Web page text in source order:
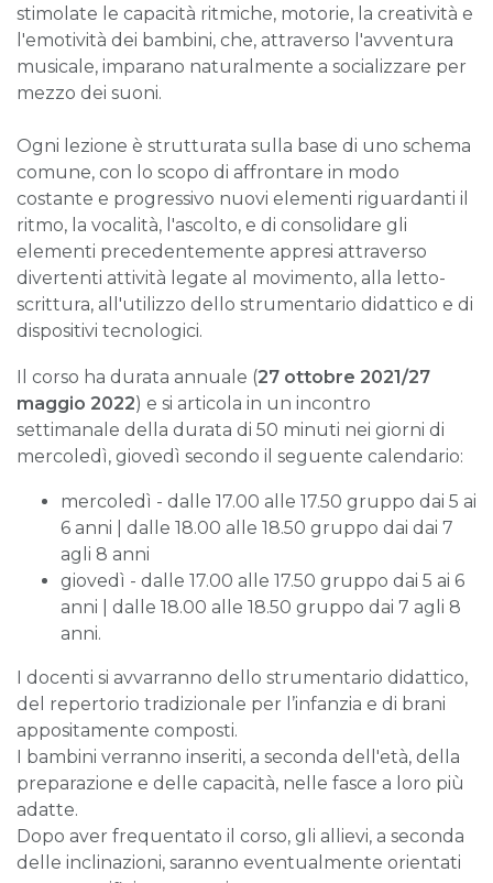
stimolate le capacità ritmiche, motorie, la creatività e
l'emotività dei bambini, che, attraverso l'avventura
musicale, imparano naturalmente a socializzare per
mezzo dei suoni.
Ogni lezione è strutturata sulla base di uno schema
comune, con lo scopo di affrontare in modo
costante e progressivo nuovi elementi riguardanti il
ritmo, la vocalità, l'ascolto, e di consolidare gli
elementi precedentemente appresi attraverso
divertenti attività legate al movimento, alla letto-
scrittura, all'utilizzo dello strumentario didattico e di
dispositivi tecnologici.
Il corso ha durata annuale (27 ottobre 2021/27
maggio 2022) e si articola in un incontro
settimanale della durata di 50 minuti nei giorni di
mercoledì, giovedì secondo il seguente calendario:
mercoledì - dalle 17.00 alle 17.50 gruppo dai 5 ai
6 anni | dalle 18.00 alle 18.50 gruppo dai dai 7
agli 8 anni
giovedì - dalle 17.00 alle 17.50 gruppo dai 5 ai 6
anni | dalle 18.00 alle 18.50 gruppo dai 7 agli 8
anni.
I docenti si avvarranno dello strumentario didattico,
del repertorio tradizionale per l’infanzia e di brani
appositamente composti.
I bambini verranno inseriti, a seconda dell'età, della
preparazione e delle capacità, nelle fasce a loro più
adatte.
Dopo aver frequentato il corso, gli allievi, a seconda
delle inclinazioni, saranno eventualmente orientati